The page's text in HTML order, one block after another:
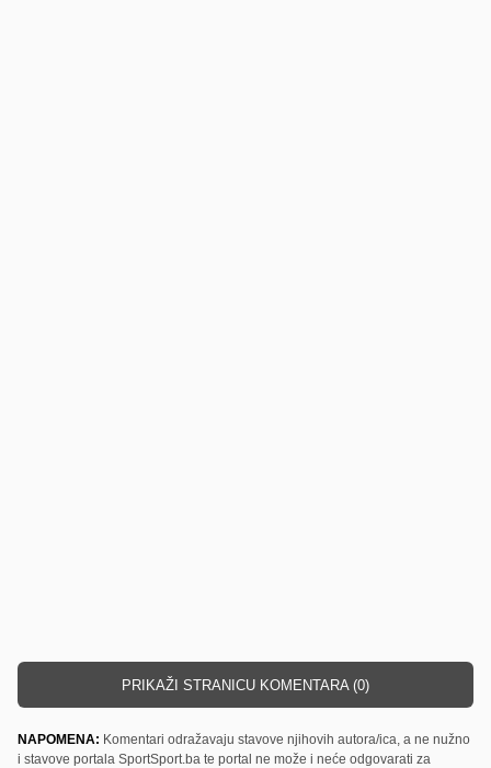
PRIKAŽI STRANICU KOMENTARA (0)
NAPOMENA: Komentari odražavaju stavove njihovih autora/ica, a ne nužno
i stavove portala SportSport.ba te portal ne može i neće odgovarati za